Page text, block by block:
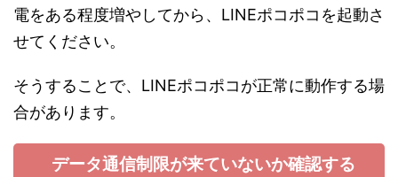
電をある程度増やしてから、LINEポコポコを起動さ
せてください。
そうすることで、LINEポコポコが正常に動作する場
合があります。
データ通信制限が来ていないか確認する